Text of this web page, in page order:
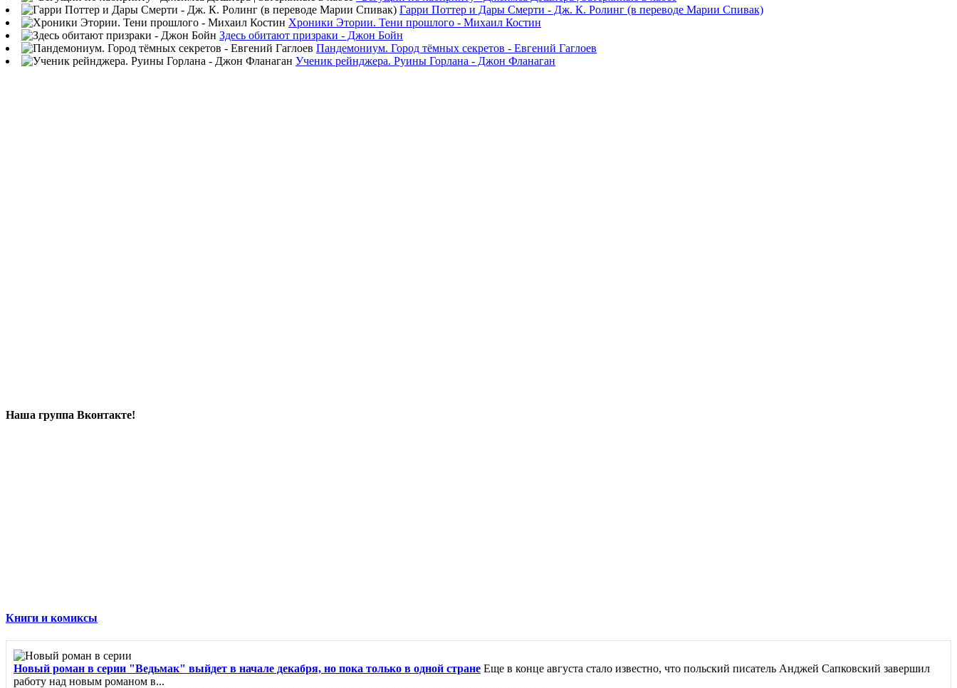
Гарри Поттер и Дары Смерти - Дж. К. Ролинг (в переводе Марии Спивак)
Хроники Этории. Тени прошлого - Михаил Костин
Здесь обитают призраки - Джон Бойн
Пандемониум. Город тёмных секретов - Евгений Гаглоев
Ученик рейнджера. Руины Горлана - Джон Фланаган
Наша группа Вконтакте!
Книги и комиксы
Новый роман в серии "Ведьмак" выйдет в начале декабря, но пока только в одной стране Еще в конце августа стало известно, что польский писатель Анджей Сапковский завершил
работу над новым романом в...